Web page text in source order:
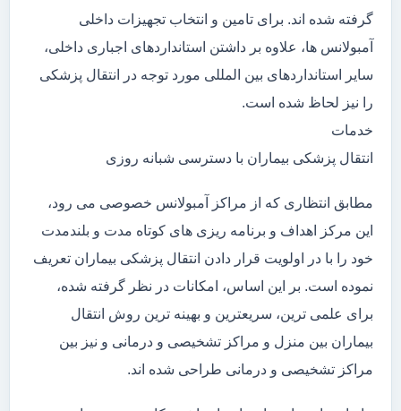
گرفته شده اند. برای تامین و انتخاب تجهیزات داخلی
آمبولانس ها، علاوه بر داشتن استانداردهای اجباری داخلی،
سایر استانداردهای بین المللی مورد توجه در انتقال پزشکی
را نیز لحاظ شده است.
خدمات
انتقال پزشکی بیماران با دسترسی شبانه روزی
مطابق انتظاری که از مراکز آمبولانس خصوصی می رود،
این مرکز اهداف و برنامه ریزی های کوتاه مدت و بلندمدت
خود را با در اولویت قرار دادن انتقال پزشکی بیماران تعریف
نموده است. بر این اساس، امکانات در نظر گرفته شده،
برای علمی ترین، سریعترین و بهینه ترین روش انتقال
بیماران بین منزل و مراکز تشخیصی و درمانی و نیز بین
مراکز تشخیصی و درمانی طراحی شده اند.